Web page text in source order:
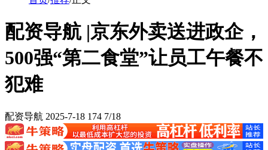
配资导航 |京东外卖送进政企，
500强“第二食堂”让员工午餐不
犯难
配资导航 2025-7-18 174 7/18